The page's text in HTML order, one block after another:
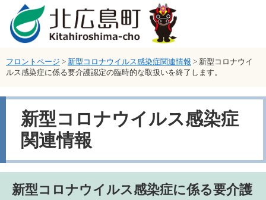
ページの先頭です。
メニューを飛ばして本文へ
フロントページ > 新型コロナウイルス感染症関連情報 > 新型コロナウイ
ルス感染症に係る要介護認定の臨時的な取扱いを終了します。
新型コロナウイルス感染症
関連情報
新型コロナウイルス感染症に係る要介護